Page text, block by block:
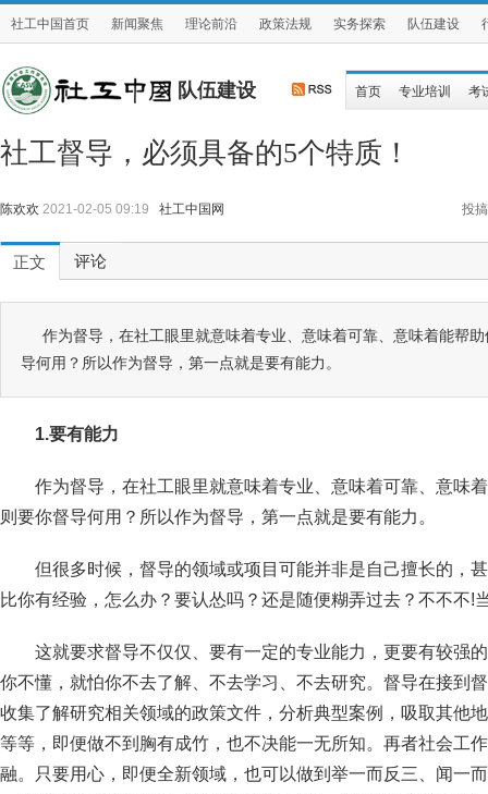
社工中国首页 新闻聚焦 理论前沿 政策法规 实务探索 队伍建设
队伍建设 首页 专业培训 考
社工督导，必须具备的5个特质！
陈欢欢 2021-02-05 09:19 社工中国网 投搞
正文 评论
作为督导，在社工眼里就意味着专业、意味着可靠、意味着能帮
导何用？所以作为督导，第一点就是要有能力。
1.要有能力
作为督导，在社工眼里就意味着专业、意味着可靠、意味
则要你督导何用？所以作为督导，第一点就是要有能力。
但很多时候，督导的领域或项目可能并非是自己擅长的，
比你有经验，怎么办？要认怂吗？还是随便糊弄过去？不不不!
这就要求督导不仅仅、要有一定的专业能力，更要有较强
你不懂，就怕你不去了解、不去学习、不去研究。督导在接到
收集了解研究相关领域的政策文件，分析典型案例，吸取其他
等等，即便做不到胸有成竹，也不决能一无所知。再者社会工
融。只要用心，即便全新领域，也可以做到举一而反三、闻一